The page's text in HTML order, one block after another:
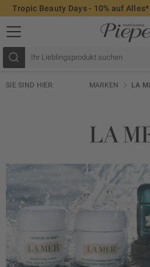
Tropic Beauty Days - 10% auf
SIE SIND HIER: MARKEN LA